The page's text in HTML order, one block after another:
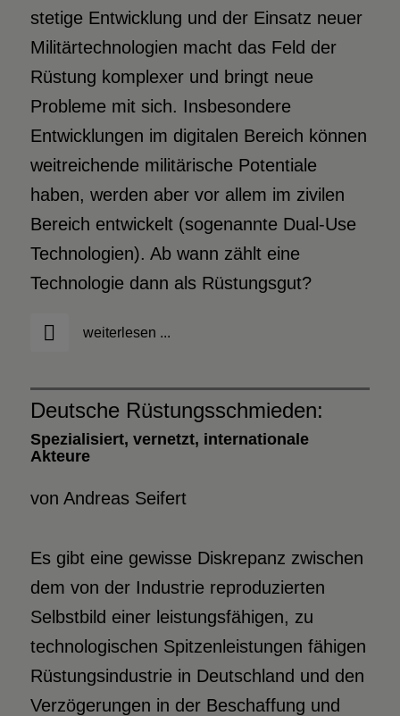
stetige Entwicklung und der Einsatz neuer
Militärtechnologien macht das Feld der
Rüstung komplexer und bringt neue
Probleme mit sich. Insbesondere
Entwicklungen im digitalen Bereich können
weitreichende militärische Potentiale
haben, werden aber vor allem im zivilen
Bereich entwickelt (sogenannte Dual-Use
Technologien). Ab wann zählt eine
Technologie dann als Rüstungsgut?
weiterlesen ...
Deutsche Rüstungsschmieden:
Spezialisiert, vernetzt, internationale
Akteure
von Andreas Seifert
Es gibt eine gewisse Diskrepanz zwischen
dem von der Industrie reproduzierten
Selbstbild einer leistungsfähigen, zu
technologischen Spitzenleistungen fähigen
Rüstungsindustrie in Deutschland und den
Verzögerungen in der Beschaffung und